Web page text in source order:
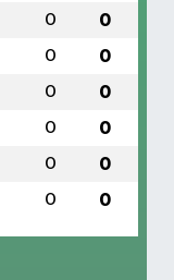
0 0
0 0
0 0
0 0
0 0
0 0